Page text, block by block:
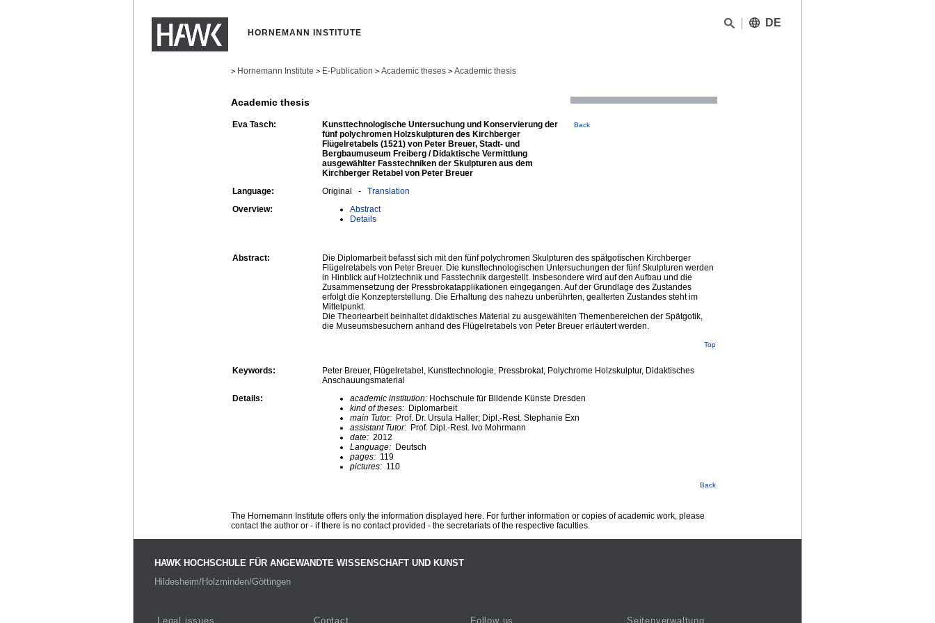
HORNEMANN INSTITUTE
DE
> Hornemann Institute > E-Publication > Academic theses > Academic thesis
Academic thesis
Eva Tasch:
Kunsttechnologische Untersuchung und Konservierung der
fünf polychromen Holzskulpturen des Kirchberger
Flügelretabels (1521) von Peter Breuer, Stadt- und
Bergbaumuseum Freiberg / Didaktische Vermittlung
ausgewählter Fasstechniken der Skulpturen aus dem
Kirchberger Retabel von Peter Breuer
Back
Language: Original - Translation
Overview:
Abstract
Details
Abstract:
Die Diplomarbeit befasst sich mit den fünf polychromen Skulpturen des spätgotischen Kirchberger
Flügelretabels von Peter Breuer. Die kunsttechnologischen Untersuchungen der fünf Skulpturen werden
in Hinblick auf Holztechnik und Fasstechnik dargestellt. Insbesondere wird auf den Aufbau und die
Zusammensetzung der Pressbrokatapplikationen eingegangen. Auf der Grundlage des Zustandes
erfolgt die Konzepterstellung. Die Erhaltung des nahezu unberührten, gealterten Zustandes steht im
Mittelpunkt.
Die Theoriearbeit beinhaltet didaktisches Material zu ausgewählten Themenbereichen der Spätgotik,
die Museumsbesuchern anhand des Flügelretabels von Peter Breuer erläutert werden.
Top
Keywords:
Peter Breuer, Flügelretabel, Kunsttechnologie, Pressbrokat, Polychrome Holzskulptur, Didaktisches
Anschauungsmaterial
Details:
academic institution: Hochschule für Bildende Künste Dresden
kind of theses: Diplomarbeit
main Tutor: Prof. Dr. Ursula Haller; Dipl.-Rest. Stephanie Exn
assistant Tutor: Prof. Dipl.-Rest. Ivo Mohrmann
date: 2012
Language: Deutsch
pages: 119
pictures: 110
Back
The Hornemann Institute offers only the information displayed here. For further information or copies of academic work, please
contact the author or - if there is no contact provided - the secretariats of the respective faculties.
HAWK HOCHSCHULE FÜR ANGEWANDTE WISSENSCHAFT UND KUNST
Hildesheim/Holzminden/Göttingen
Legal issues Contact Follow us Seitenverwaltung